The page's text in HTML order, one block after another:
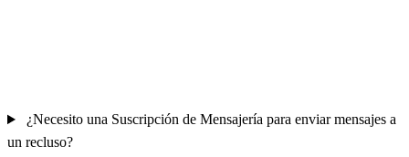
¿Necesito una Suscripción de Mensajería para enviar mensajes a
un recluso?